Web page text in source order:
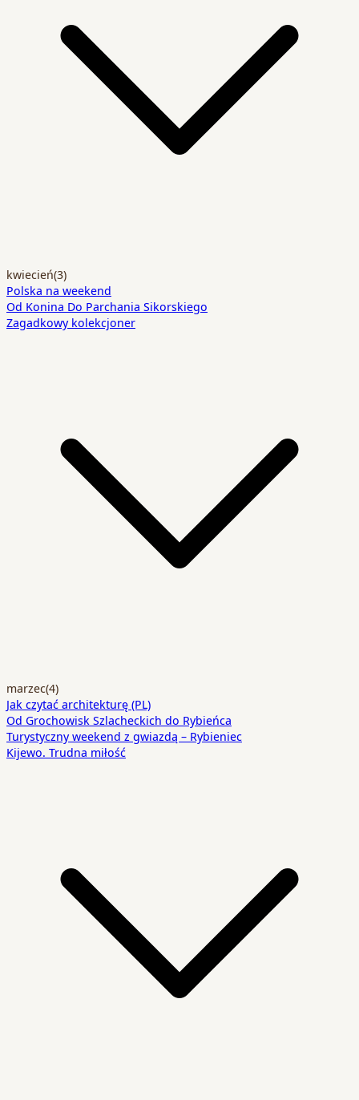
kwiecień(3)
Polska na weekend
Od Konina Do Parchania Sikorskiego
Zagadkowy kolekcjoner
marzec(4)
Jak czytać architekturę (PL)
Od Grochowisk Szlacheckich do Rybieńca
Turystyczny weekend z gwiazdą – Rybieniec
Kijewo. Trudna miłość